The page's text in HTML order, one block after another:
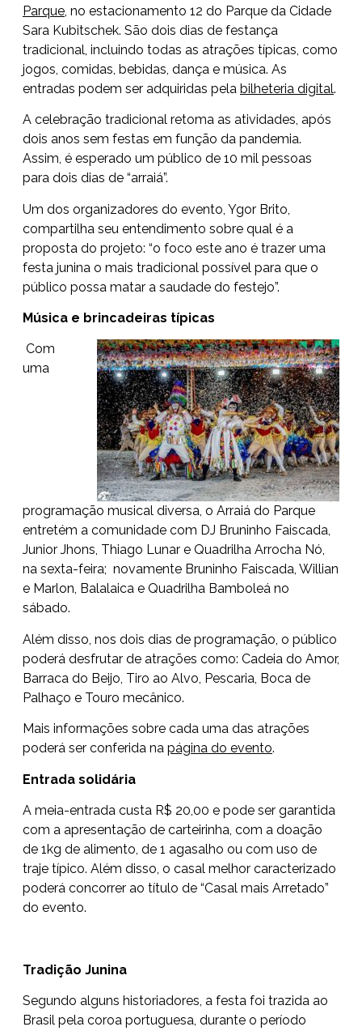
Parque, no estacionamento 12 do Parque da Cidade
Sara Kubitschek. São dois dias de festança
tradicional, incluindo todas as atrações típicas, como
jogos, comidas, bebidas, dança e música. As
entradas podem ser adquiridas pela bilheteria digital.
A celebração tradicional retoma as atividades, após
dois anos sem festas em função da pandemia.
Assim, é esperado um público de 10 mil pessoas
para dois dias de “arraiá”.
Um dos organizadores do evento, Ygor Brito,
compartilha seu entendimento sobre qual é a
proposta do projeto: “o foco este ano é trazer uma
festa junina o mais tradicional possível para que o
público possa matar a saudade do festejo”.
Música e brincadeiras típicas
Com
uma
programação musical diversa, o Arraiá do Parque
entretém a comunidade com DJ Bruninho Faiscada,
Junior Jhons, Thiago Lunar e Quadrilha Arrocha Nó,
na sexta-feira; novamente Bruninho Faiscada, Willian
e Marlon, Balalaica e Quadrilha Bamboleá no
sábado.
Além disso, nos dois dias de programação, o público
poderá desfrutar de atrações como: Cadeia do Amor,
Barraca do Beijo, Tiro ao Alvo, Pescaria, Boca de
Palhaço e Touro mecânico.
Mais informações sobre cada uma das atrações
poderá ser conferida na página do evento.
Entrada solidária
A meia-entrada custa R$ 20,00 e pode ser garantida
com a apresentação de carteirinha, com a doação
de 1kg de alimento, de 1 agasalho ou com uso de
traje típico. Além disso, o casal melhor caracterizado
poderá concorrer ao título de “Casal mais Arretado”
do evento.
Tradição Junina
Segundo alguns historiadores, a festa foi trazida ao
Brasil pela coroa portuguesa, durante o período